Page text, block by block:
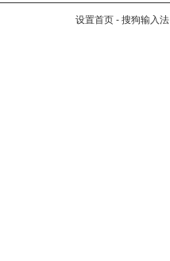
设置首页 - 搜狗输入法